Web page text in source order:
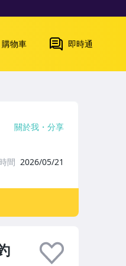
購物車 即時通
關於我 分享
間 2026/05/21